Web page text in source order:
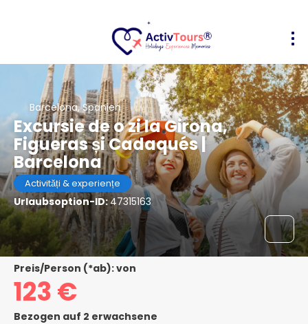
Barcelona, Spanien
Excursie de o zi la Girona,
Figueras și Cadaqués |
Barcelona
Activități & experiențe
Urlaubsoption-ID:47315163
Preis/Person (*ab): von
123 €
Bezogen auf 2 erwachsene